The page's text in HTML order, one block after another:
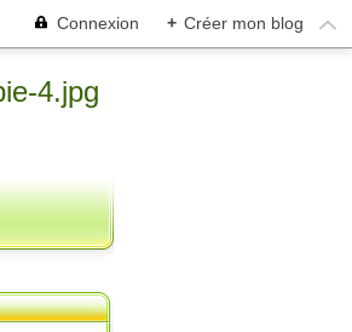
Connexion + Créer mon blog